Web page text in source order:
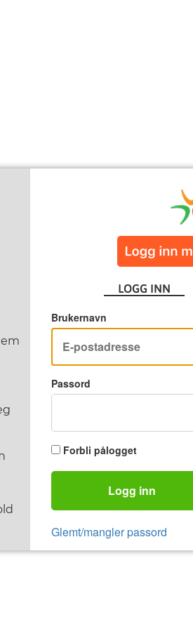
LOGG INN
Brukernavn
Passord
Forbli pålogget
Logg inn
Glemt/mangler passord